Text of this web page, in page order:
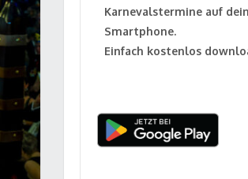
Karnevalstermine auf
Smartphone.
Einfach kostenlos